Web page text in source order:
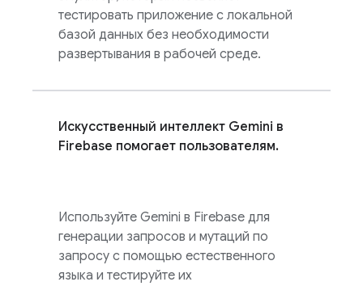
тестировать приложение с локальной
базой данных без необходимости
развертывания в рабочей среде.
Искусственный интеллект Gemini в
Firebase помогает пользователям.
Используйте Gemini в Firebase для
генерации запросов и мутаций по
запросу с помощью естественного
языка и тестируйте их